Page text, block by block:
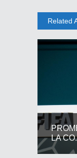
Related
LA